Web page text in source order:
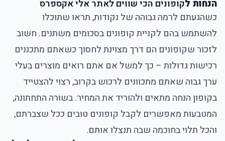
הנחות לקופונים הכי שווים לאתר אלי אקספרס
כשהגעתם לרמה גבוהה של נקודות, תראו שתוכלו
להשתמש בהם לקניית קופונים בסכומים משתנים. חשוב
לזכור שקופונים הם דרך מצוינת לחסוך כשאתם מתכננים
רכישות גדולות – כך למשל אם אתם רואים מוצרים בעלי
ערך גבוה שאתם מתכוונים לרכוש בקרוב, רצוי להצטייד
בקופון הנחה מתאים ולהוריד את המחיר. בשורה התחתונה,
המטבעות מאפשרים לקבל קופונים טובים ככל שצברתם,
והכל תלוי בחוכמה שבה תנצלו אותם.